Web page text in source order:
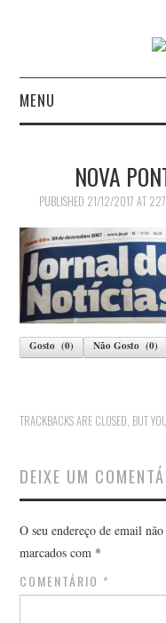
MENU
AUTORES
CONTACTO
POLÍTICA DE
PRIVACIDADE
NOVA
PUBLISHED 21/12/2017 AT
Gosto (0) Não Gosto (0)
TRACKBACKS ARE CLOSED, BUT
DEIXE UM
O seu endereço de email
marcados com *
COMENTÁRIO *